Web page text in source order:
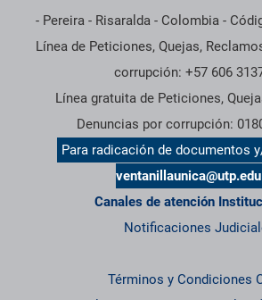
- Pereira - Risaralda - Colombia -
Línea de Peticiones, Quejas,
corrupción: +57 606
Línea gratuita de Peticiones,
Denuncias por corrupción:
Para radicación de documentos
Canales de atención
Notificaciones
Términos y Condiciones